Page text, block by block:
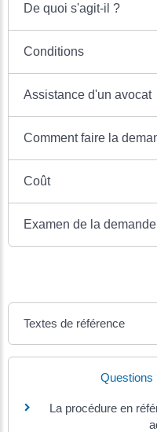
De quoi s'agit-il ?
Conditions
Assistance d'un avocat
Comment faire la
Coût
Examen de la demande
Textes de référence
Questions
La procédure en